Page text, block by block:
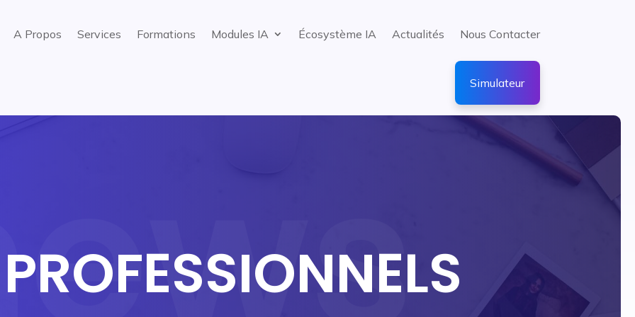
A Propos Services Formations Modules IA Écosystème IA Actualités Nous Contacter
Simulateur